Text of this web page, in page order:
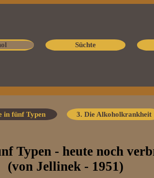
Süchte
in fünf Typen 3. Die Alkoholkrankheit
Typen - heute noch
(von Jellinek - 1951)